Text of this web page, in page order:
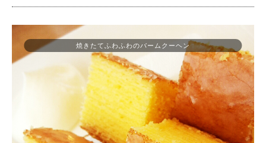
焼きたてふわふわのバームクーヘン